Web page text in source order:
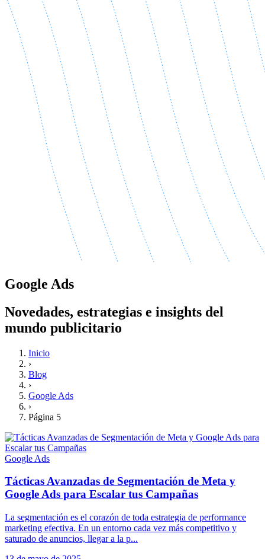
Google Ads
Novedades, estrategias e insights del
mundo publicitario
Inicio
›
Blog
›
Google Ads
›
Página 5
Google Ads
Tácticas Avanzadas de Segmentación de Meta y
Google Ads para Escalar tus Campañas
La segmentación es el corazón de toda estrategia de performance
marketing efectiva. En un entorno cada vez más competitivo y
saturado de anuncios, llegar a la p...